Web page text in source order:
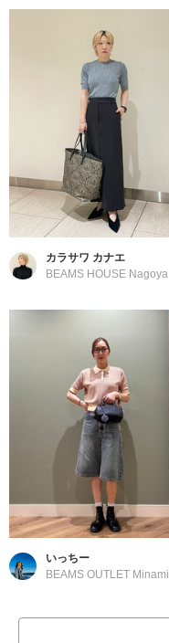
カラサワ カナエ
BEAMS HOUSE Nagoya
いっちー